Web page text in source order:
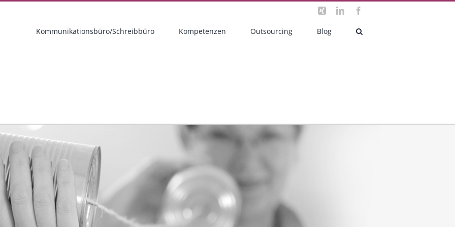
Xing LinkedIn
Kommunikationsbüro/Schreibbüro Kompetenzen Outsourcing Blog